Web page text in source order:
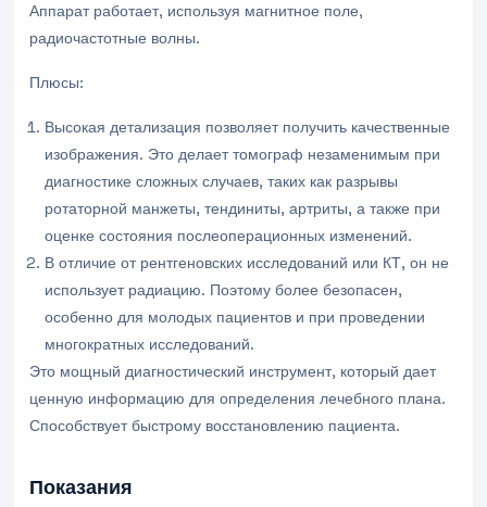
Аппарат работает, используя магнитное поле,
радиочастотные волны.
Плюсы:
Высокая детализация позволяет получить качественные
изображения. Это делает томограф незаменимым при
диагностике сложных случаев, таких как разрывы
ротаторной манжеты, тендиниты, артриты, а также при
оценке состояния послеоперационных изменений.
В отличие от рентгеновских исследований или КТ, он не
использует радиацию. Поэтому более безопасен,
особенно для молодых пациентов и при проведении
многократных исследований.
Это мощный диагностический инструмент, который дает
ценную информацию для определения лечебного плана.
Способствует быстрому восстановлению пациента.
Показания